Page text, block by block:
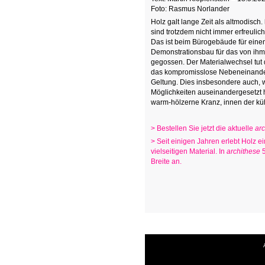
Foto: Rasmus Norlander
Holz galt lange Zeit als
sind trotzdem nicht immer
Das ist beim Bürogebäude für
Demonstrationsbau für das von
gegossen. Der Materialwechsel tut
das kompromisslose
Geltung. Dies insbesondere auch,
Möglichkeiten
warm-hölzerne Kranz, innen der
> Bestellen Sie jetzt die aktuelle
> Seit einigen Jahren erlebt Holz
vielseitigen Material. In archithese
Breite an.